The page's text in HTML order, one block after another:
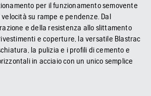
per il funzionamento semovente
su rampe e pendenze. Dal
e della resistenza allo slittamento
e coperture, la versatile Blastrac
la pulizia e i profili di cemento e
in acciaio con un unico semplice